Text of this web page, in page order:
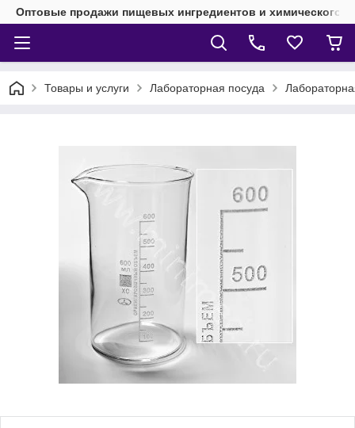
Оптовые продажи пищевых ингредиентов и химического
Товары и услуги Лабораторная посуда